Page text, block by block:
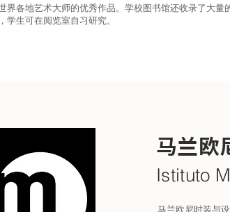
界各地艺术大师的优秀作品。学校图书馆还收录了大量
学生可在阅览室自习研究。
马兰欧
Istituto
马兰欧尼时装与